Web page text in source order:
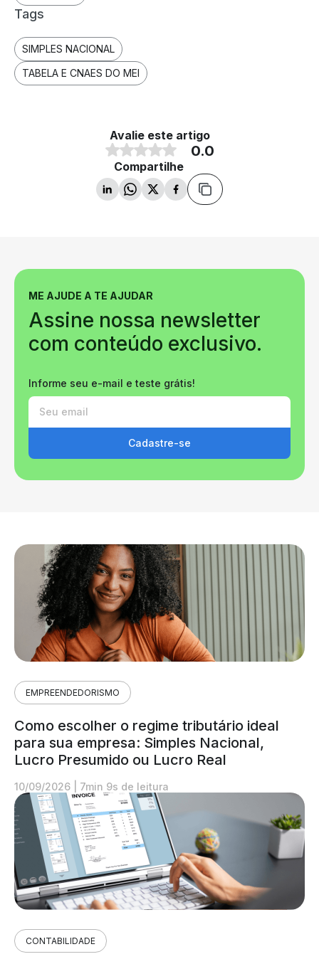
Tags
SIMPLES NACIONAL
TABELA E CNAES DO MEI
Avalie este artigo
0.0
Compartilhe
ME AJUDE A TE AJUDAR
Assine nossa newsletter
com conteúdo exclusivo.
Informe seu e-mail e teste grátis!
Cadastre-se
EMPREENDEDORISMO
Como escolher o regime tributário ideal
para sua empresa: Simples Nacional,
Lucro Presumido ou Lucro Real
10/09/2026 7min 9s de leitura
CONTABILIDADE